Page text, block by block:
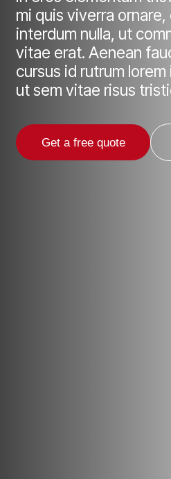
mi quis viverra
interdum nulla, ut
vitae erat. Aenean
cursus id rutrum
ut sem vitae risus
Get a free quote